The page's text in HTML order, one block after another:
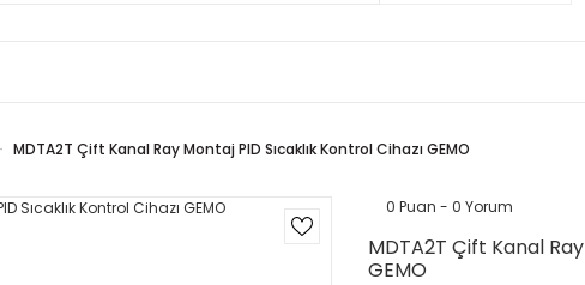
MDTA2T Çift Kanal Ray Montaj PID Sıcaklık Kontrol Cihazı GEMO
0 Puan - 0 Yorum
MDTA2T Çift Kanal
GEMO